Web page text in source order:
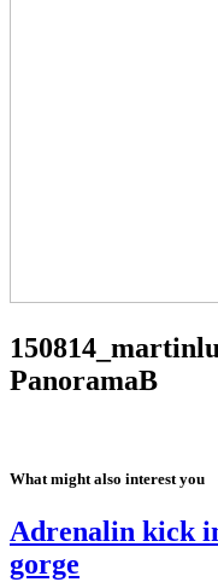
PanoramaB
What might also interest you
Adrenalin kick
gorge